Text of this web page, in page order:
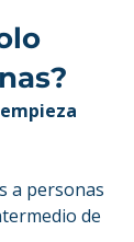
a personas
de